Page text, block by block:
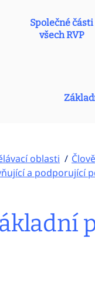
Společné části
všech RVP
oblasti
a podporující